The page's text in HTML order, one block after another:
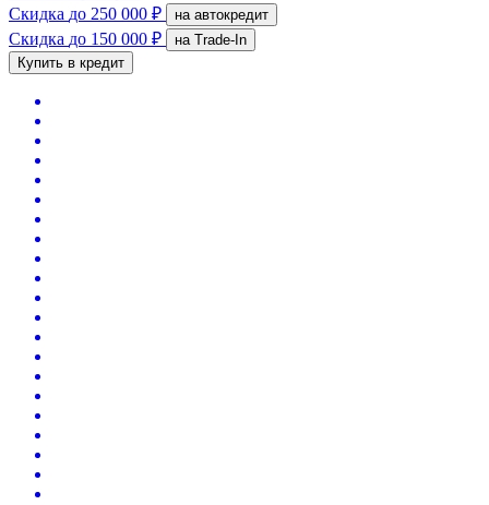
Скидка до 250 000 ₽ на автокредит
Скидка до 150 000 ₽
на Trade-In
Купить в кредит